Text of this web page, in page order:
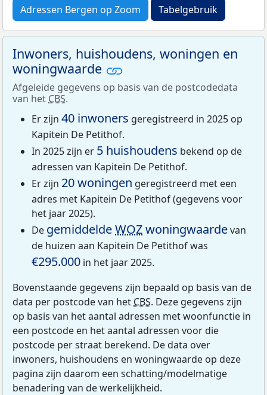
Adressen Bergen op Zoom Tabelgebruik
Inwoners, huishoudens, woningen en
woningwaarde
Afgeleide gegevens op basis van de postcodedata
van het CBS.
Er zijn 40 inwoners geregistreerd in 2025 op
Kapitein De Petithof.
In 2025 zijn er 5 huishoudens bekend op de
adressen van Kapitein De Petithof.
Er zijn 20 woningen geregistreerd met een
adres met Kapitein De Petithof (gegevens voor
het jaar 2025).
De gemiddeldeWOZwoningwaardevan
de huizen aan Kapitein De Petithof was
€295.000 in het jaar 2025.
Bovenstaande gegevens zijn bepaald op basis van de
data per postcode van het CBS. Deze gegevens zijn
op basis van het aantal adressen met woonfunctie in
een postcode en het aantal adressen voor die
postcode per straat berekend. De data over
inwoners, huishoudens en woningwaarde op deze
pagina zijn daarom een schatting/modelmatige
benadering van de werkelijkheid.